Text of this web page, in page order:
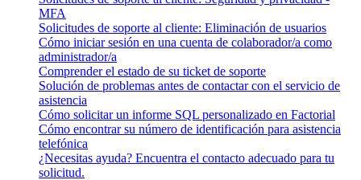
MFA
Solicitudes de soporte al cliente: Eliminación de usuarios
Cómo iniciar sesión en una cuenta de colaborador/a como
administrador/a
Comprender el estado de su ticket de soporte
Solución de problemas antes de contactar con el servicio de
asistencia
Cómo solicitar un informe SQL personalizado en Factorial
Cómo encontrar su número de identificación para asistencia
telefónica
¿Necesitas ayuda? Encuentra el contacto adecuado para tu
solicitud.